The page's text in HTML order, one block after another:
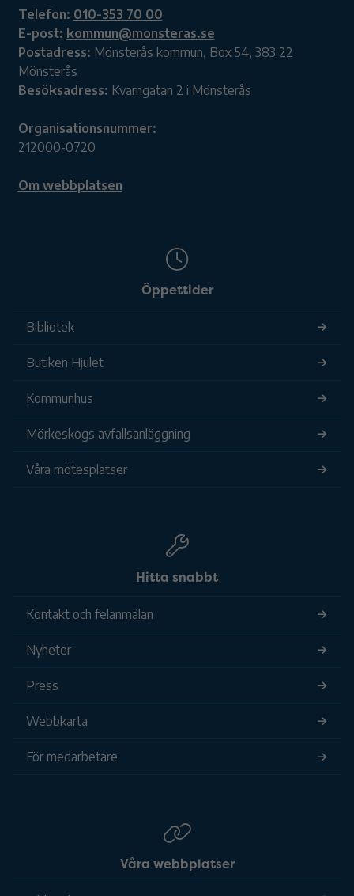
Telefon: 010-353 70 00
E-post: kommun@monsteras.se
Postadress: Mönsterås kommun, Box 54, 383 22
Mönsterås
Besöksadress: Kvarngatan 2 i Mönsterås
Organisationsnummer:
212000-0720
Om webbplatsen
Öppettider
Bibliotek
Butiken Hjulet
Kommunhus
Mörkeskogs avfallsanläggning
Våra mötesplatser
Hitta snabbt
Kontakt och felanmälan
Nyheter
Press
Webbkarta
För medarbetare
Våra webbplatser